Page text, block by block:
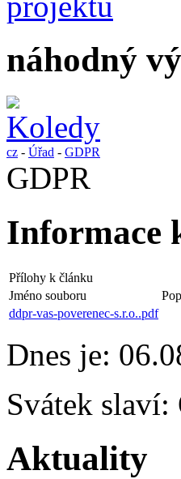
náhodný
cz - Úřad - GDPR
GDPR
Informace
Přílohy k článku
Jméno souboru
ddpr-vas-poverenec-s.r.o..pdf
Dnes je:
Svátek slaví:
Aktuality